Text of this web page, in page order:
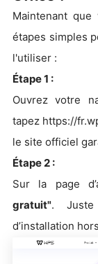
Maintenant
étapes simples
l'utiliser :
Étape 1 :
Ouvrez votre
tapez https://
le site officiel
Étape 2 :
Sur la page
gratuit". Juste
d’installation